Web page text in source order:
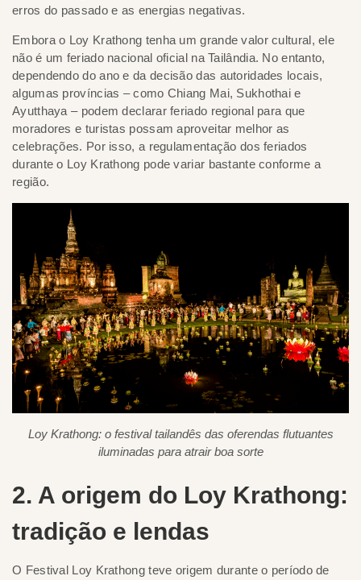
erros do passado e as energias negativas.
Embora o Loy Krathong tenha um grande valor cultural, ele
não é um feriado nacional oficial na Tailândia. No entanto,
dependendo do ano e da decisão das autoridades locais,
algumas províncias – como Chiang Mai, Sukhothai e
Ayutthaya – podem declarar feriado regional para que
moradores e turistas possam aproveitar melhor as
celebrações. Por isso, a regulamentação dos feriados
durante o Loy Krathong pode variar bastante conforme a
região.
Loy Krathong: o festival tailandês das oferendas flutuantes
iluminadas para atrair boa sorte
2. A origem do Loy Krathong:
tradição e lendas
O Festival Loy Krathong teve origem durante o período de